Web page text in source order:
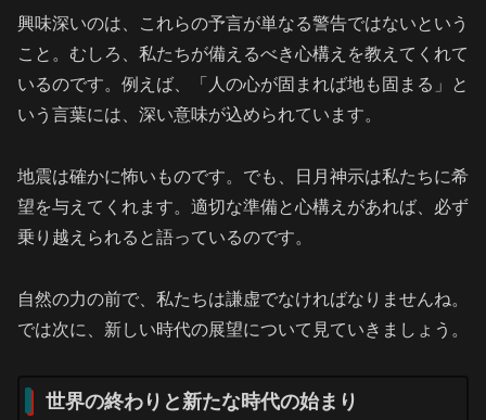
興味深いのは、これらの予言が単なる警告ではないという
こと。むしろ、私たちが備えるべき心構えを教えてくれて
いるのです。例えば、「人の心が固まれば地も固まる」と
いう言葉には、深い意味が込められています。
地震は確かに怖いものです。でも、日月神示は私たちに希
望を与えてくれます。適切な準備と心構えがあれば、必ず
乗り越えられると語っているのです。
自然の力の前で、私たちは謙虚でなければなりませんね。
では次に、新しい時代の展望について見ていきましょう。
世界の終わりと新たな時代の始まり